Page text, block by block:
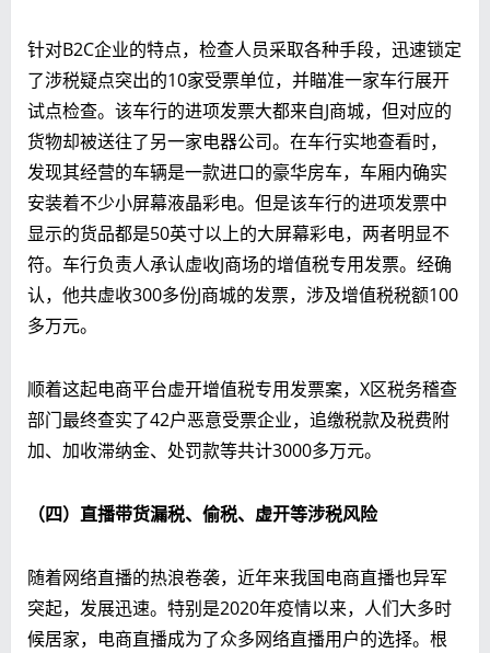
针对B2C企业的特点，检查人员采取各种手段，迅速锁定
了涉税疑点突出的10家受票单位，并瞄准一家车行展开
试点检查。该车行的进项发票大都来自J商城，但对应的
货物却被送往了另一家电器公司。在车行实地查看时，
发现其经营的车辆是一款进口的豪华房车，车厢内确实
安装着不少小屏幕液晶彩电。但是该车行的进项发票中
显示的货品都是50英寸以上的大屏幕彩电，两者明显不
符。车行负责人承认虚收J商场的增值税专用发票。经确
认，他共虚收300多份J商城的发票，涉及增值税税额100
多万元。
顺着这起电商平台虚开增值税专用发票案，X区税务稽查
部门最终查实了42户恶意受票企业，追缴税款及税费附
加、加收滞纳金、处罚款等共计3000多万元。
（四）直播带货漏税、偷税、虚开等涉税风险
随着网络直播的热浪卷袭，近年来我国电商直播也异军
突起，发展迅速。特别是2020年疫情以来，人们大多时
候居家，电商直播成为了众多网络直播用户的选择。根